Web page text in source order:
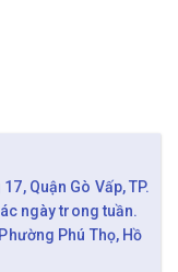
Quận Gò Vấp, TP.
ngày trong tuần.
Phú Thọ, Hồ